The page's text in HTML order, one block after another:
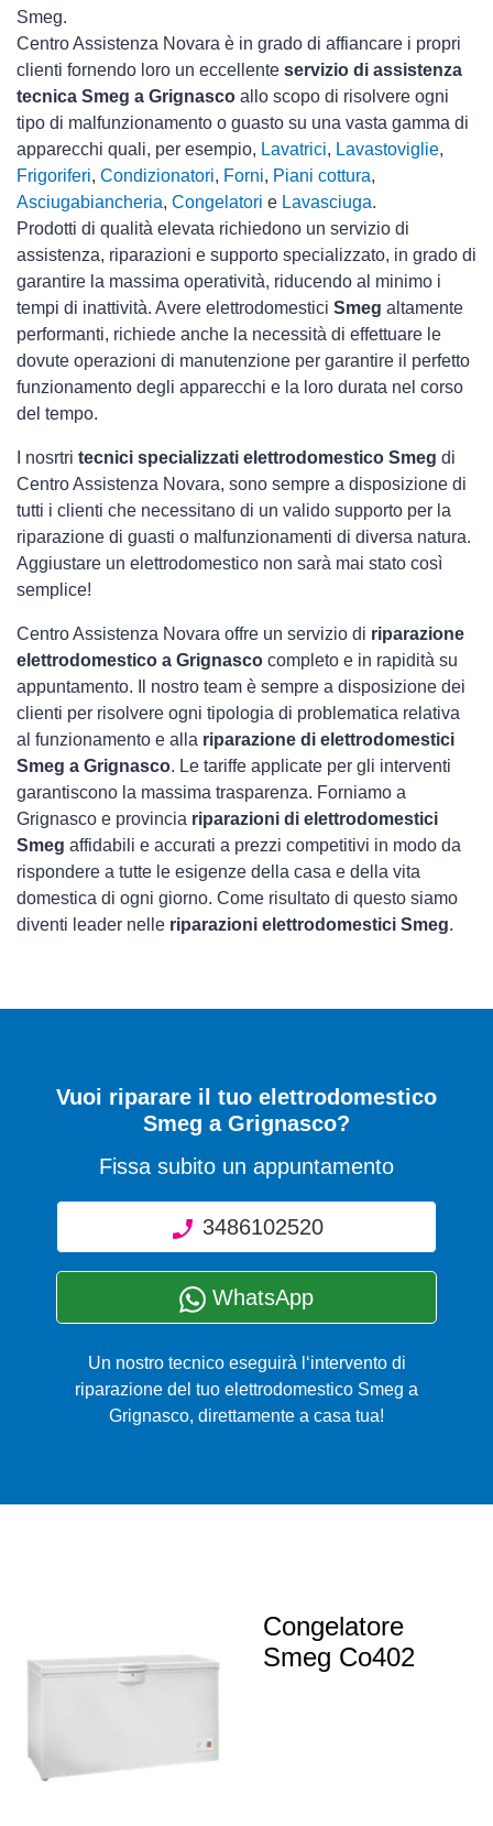
Smeg.
Centro Assistenza Novara è in grado di affiancare i propri
clienti fornendo loro un eccellente servizio di assistenza
tecnica Smeg a Grignasco allo scopo di risolvere ogni
tipo di malfunzionamento o guasto su una vasta gamma di
apparecchi quali, per esempio, Lavatrici, Lavastoviglie,
Frigoriferi, Condizionatori, Forni, Piani cottura,
Asciugabiancheria, Congelatori e Lavasciuga.
Prodotti di qualità elevata richiedono un servizio di
assistenza, riparazioni e supporto specializzato, in grado di
garantire la massima operatività, riducendo al minimo i
tempi di inattività. Avere elettrodomestici Smeg altamente
performanti, richiede anche la necessità di effettuare le
dovute operazioni di manutenzione per garantire il perfetto
funzionamento degli apparecchi e la loro durata nel corso
del tempo.
I nosrtri tecnici specializzati elettrodomestico Smeg di
Centro Assistenza Novara, sono sempre a disposizione di
tutti i clienti che necessitano di un valido supporto per la
riparazione di guasti o malfunzionamenti di diversa natura.
Aggiustare un elettrodomestico non sarà mai stato così
semplice!
Centro Assistenza Novara offre un servizio di riparazione
elettrodomestico a Grignasco completo e in rapidità su
appuntamento. Il nostro team è sempre a disposizione dei
clienti per risolvere ogni tipologia di problematica relativa
al funzionamento e alla riparazione di elettrodomestici
Smeg a Grignasco. Le tariffe applicate per gli interventi
garantiscono la massima trasparenza. Forniamo a
Grignasco e provincia riparazioni di elettrodomestici
Smeg affidabili e accurati a prezzi competitivi in modo da
rispondere a tutte le esigenze della casa e della vita
domestica di ogni giorno. Come risultato di questo siamo
diventi leader nelle riparazioni elettrodomestici Smeg.
Vuoi riparare il tuo elettrodomestico
Smeg a Grignasco?
Fissa subito un appuntamento
3486102520
WhatsApp
Un nostro tecnico eseguirà l‘intervento di
riparazione del tuo elettrodomestico Smeg a
Grignasco, direttamente a casa tua!
Congelatore
Smeg Co402